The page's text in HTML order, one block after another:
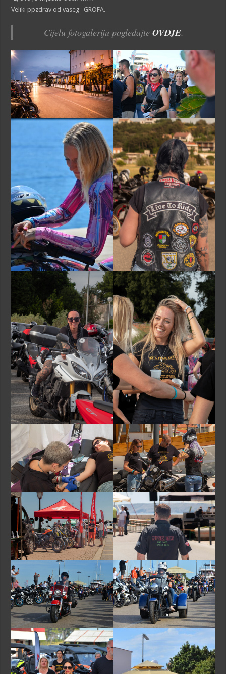
Veliki ppzdrav od vaseg -GROFA.
Cijelu fotogaleriju pogledajteOVDJE.